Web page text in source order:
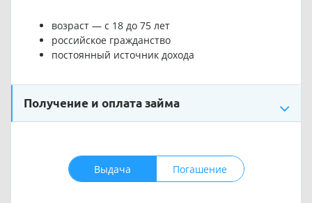
возраст — с 18 до 75 лет
российское гражданство
постоянный источник дохода
Получение и оплата займа
Выдача Погашение